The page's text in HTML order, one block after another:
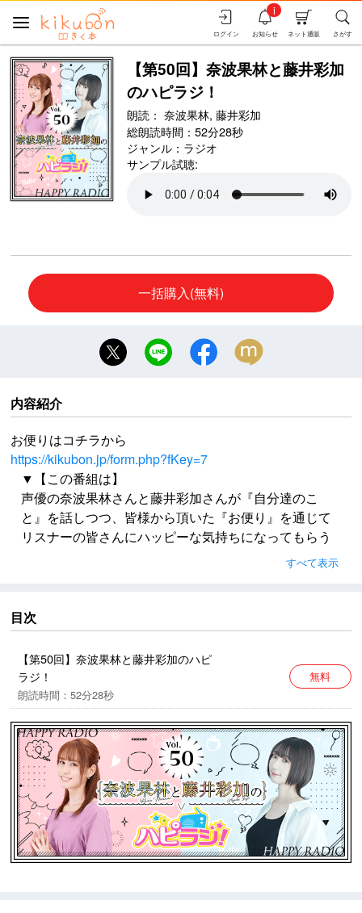
さがす
ネット通販
お知らせ
i
ログイン
【第50回】奈波果林と藤井彩加
のハピラジ！
朗読： 奈波果林, 藤井彩加
総朗読時間：52分28秒
ジャンル： ラジオ
サンプル試聴:
一括購入(無料)
内容紹介
お便りはコチラから
https://kikubon.jp/form.php?fKey=7
▼【この番組は】
声優の奈波果林さんと藤井彩加さんが『自分達のこ
と』を話しつつ、皆様から頂いた『お便り』を通じて
リスナーの皆さんにハッピーな気持ちになってもらう
時々、番組内で『言葉』のチャンバラや殺陣を行うこ
リスナーの皆に元気を出して貰ったり＆逆に励まして
貰ったりもすることもあるかも？
お便りはコチラから
https://kikubon.jp/form.php?fKey=7
楽曲提供：ハサミマン / 後藤まりこ
▼【パーソナリティ】
奈波 果林（Karin Nanami）
誕生日：1月7日
出身地：北海道
方言：北海道弁
血液型：A型
趣味・特技：ミニチュアフィギュア収集、スポーツチ
すべて表示
目次
【第50回】奈波果林と藤井彩加のハピ
ラジ！
朗読時間：52分28秒
無料